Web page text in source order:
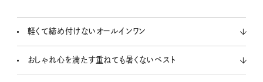
軽くて締め付けないオールインワン
おしゃれ心を満たす重ねても暑くないベスト